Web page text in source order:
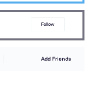
Follow
Add Friends